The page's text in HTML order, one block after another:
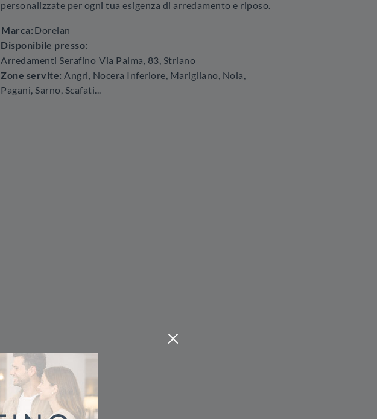
personalizzate per ogni tua esigenza di arredamento e riposo.
Marca: Dorelan
Disponibile presso:
Arredamenti Serafino Via Palma, 83, Striano
Zone servite: Angri, Nocera Inferiore, Marigliano, Nola,
Pagani, Sarno, Scafati...